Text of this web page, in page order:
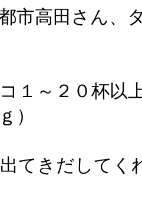
市高田さん、
１～２０杯以
）
てきだしてく